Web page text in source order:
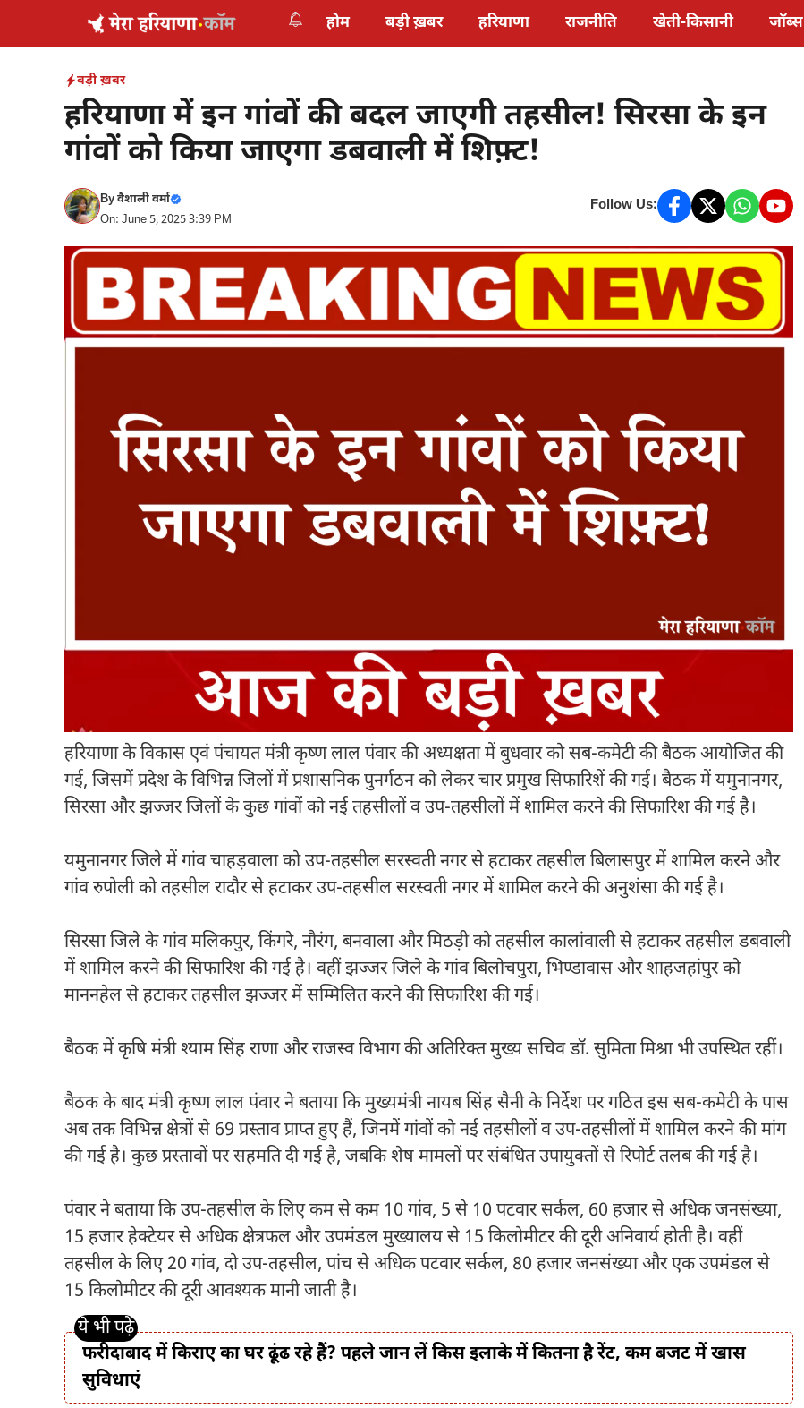
होम बड़ी ख़बर हरियाणा राजनीति खेती-किसानी जॉब्स
बड़ी ख़बर
हरियाणा में इन गांवों की बदल जाएगी तहसील! सिरसा के इन
गांवों को किया जाएगा डबवाली में शिफ़्ट!
Byवैशाली वर्मा
On: June 5, 2025 3:39 PM
Follow Us:
हरियाणा के विकास एवं पंचायत मंत्री कृष्ण लाल पंवार की अध्यक्षता में बुधवार को सब-कमेटी की बैठक आयोजित की
गई, जिसमें प्रदेश के विभिन्न जिलों में प्रशासनिक पुनर्गठन को लेकर चार प्रमुख सिफारिशें की गईं। बैठक में यमुनानगर,
सिरसा और झज्जर जिलों के कुछ गांवों को नई तहसीलों व उप-तहसीलों में शामिल करने की सिफारिश की गई है।
यमुनानगर जिले में गांव चाहड़वाला को उप-तहसील सरस्वती नगर से हटाकर तहसील बिलासपुर में शामिल करने और
गांव रुपोली को तहसील रादौर से हटाकर उप-तहसील सरस्वती नगर में शामिल करने की अनुशंसा की गई है।
सिरसा जिले के गांव मलिकपुर, किंगरे, नौरंग, बनवाला और मिठड़ी को तहसील कालांवाली से हटाकर तहसील डबवाली
में शामिल करने की सिफारिश की गई है। वहीं झज्जर जिले के गांव बिलोचपुरा, भिण्डावास और शाहजहांपुर को
माननहेल से हटाकर तहसील झज्जर में सम्मिलित करने की सिफारिश की गई।
बैठक में कृषि मंत्री श्याम सिंह राणा और राजस्व विभाग की अतिरिक्त मुख्य सचिव डॉ. सुमिता मिश्रा भी उपस्थित रहीं।
बैठक के बाद मंत्री कृष्ण लाल पंवार ने बताया कि मुख्यमंत्री नायब सिंह सैनी के निर्देश पर गठित इस सब-कमेटी के पास
अब तक विभिन्न क्षेत्रों से 69 प्रस्ताव प्राप्त हुए हैं, जिनमें गांवों को नई तहसीलों व उप-तहसीलों में शामिल करने की मांग
की गई है। कुछ प्रस्तावों पर सहमति दी गई है, जबकि शेष मामलों पर संबंधित उपायुक्तों से रिपोर्ट तलब की गई है।
पंवार ने बताया कि उप-तहसील के लिए कम से कम 10 गांव, 5 से 10 पटवार सर्कल, 60 हजार से अधिक जनसंख्या,
15 हजार हेक्टेयर से अधिक क्षेत्रफल और उपमंडल मुख्यालय से 15 किलोमीटर की दूरी अनिवार्य होती है। वहीं
तहसील के लिए 20 गांव, दो उप-तहसील, पांच से अधिक पटवार सर्कल, 80 हजार जनसंख्या और एक उपमंडल से
15 किलोमीटर की दूरी आवश्यक मानी जाती है।
फरीदाबाद में किराए का घर ढूंढ रहे हैं? पहले जान लें किस इलाके में कितना है रेंट, कम बजट में खास
सुविधाएं